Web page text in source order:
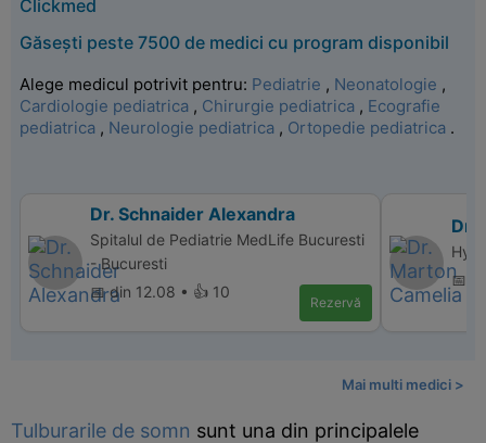
Clickmed
Găsești peste 7500 de medici cu program disponibil
Alege medicul potrivit pentru: Pediatrie , Neonatologie ,
Cardiologie pediatrica , Chirurgie pediatrica , Ecografie
pediatrica , Neurologie pediatrica , Ortopedie pediatrica .
Dr. Schnaider Alexandra
Spitalul de Pediatrie MedLife Bucuresti
- Bucuresti
📅 din 12.08 • 👍 10
Rezervă
Dr.
📅
Mai multi medici >
Tulburarile de somn sunt una din principalele